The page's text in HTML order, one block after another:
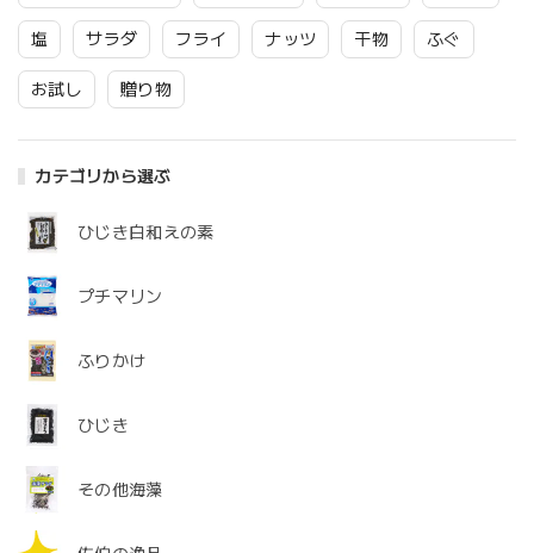
塩 サラダ フライ ナッツ 干物 ふぐ
お試し 贈り物
カテゴリから選ぶ
ひじき白和えの素
プチマリン
ふりかけ
ひじき
その他海藻